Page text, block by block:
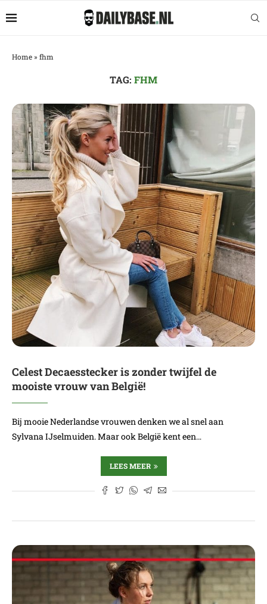
Home» fhm
TAG: FHM
Celest Decaesstecker is zonder twijfel de
mooiste vrouw van België!
Bij mooie Nederlandse vrouwen denken we al snel aan
Sylvana IJselmuiden. Maar ook België kent een…
LEES MEER